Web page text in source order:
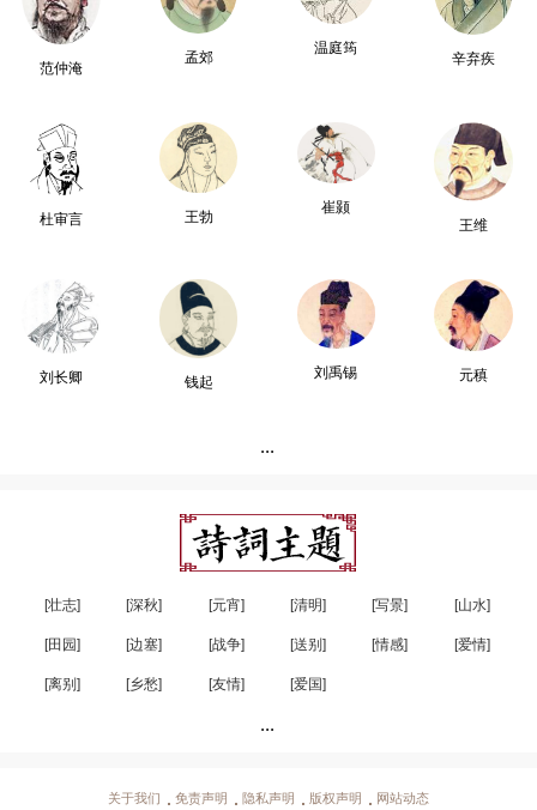
范仲淹
孟郊
温庭筠
辛弃疾
杜审言 王勃
崔颢
王维
刘长卿 钱起
刘禹锡 元稹
...
[壮志] [深秋] [元宵] [清明] [写景] [山水]
[田园] [边塞] [战争] [送别] [情感] [爱情]
[离别] [乡愁] [友情] [爱国]
...
关于我们 免责声明 隐私声明 版权声明 网站动态